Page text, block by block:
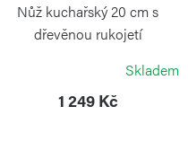
Nůž kuchařský 20 cm s
dřevěnou rukojetí
Skladem
1 249 Kč